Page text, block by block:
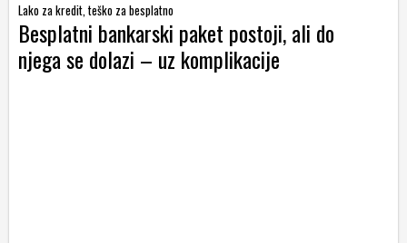
Lako za kredit, teško za besplatno
Besplatni bankarski paket postoji, ali do
njega se dolazi – uz komplikacije